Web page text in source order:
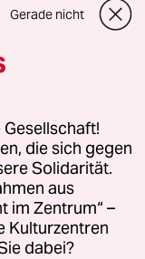
geschickter
Gegenstimmen
Unsicherheit
wie der
der Bevölkerung
und wieder
härter bei
(Asylanträge,
Sicherung etc )
Gerade nicht
die sich gegen
Solidarität.
aus
im Zentrum“ –
Kulturzentren
dabei?